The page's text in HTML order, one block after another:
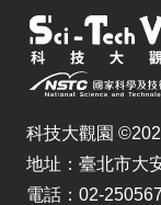
科技大觀園
地址：臺北市大
電話：02-